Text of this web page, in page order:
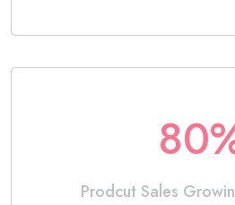
80
Prodcut Sales